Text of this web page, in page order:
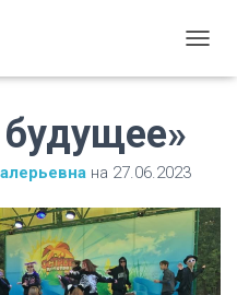
Е
И
Т
Ь
Н
на 27.06.2023